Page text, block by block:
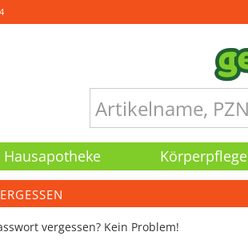
Hausapotheke Körperpflege
vergessen? Kein Problem!